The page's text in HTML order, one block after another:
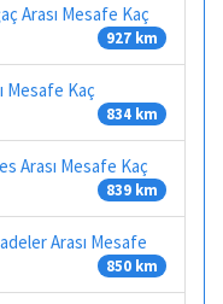
Arası Mesafe Kaç
927 km
Mesafe Kaç
834 km
Arası Mesafe Kaç
839 km
Arası Mesafe
850 km